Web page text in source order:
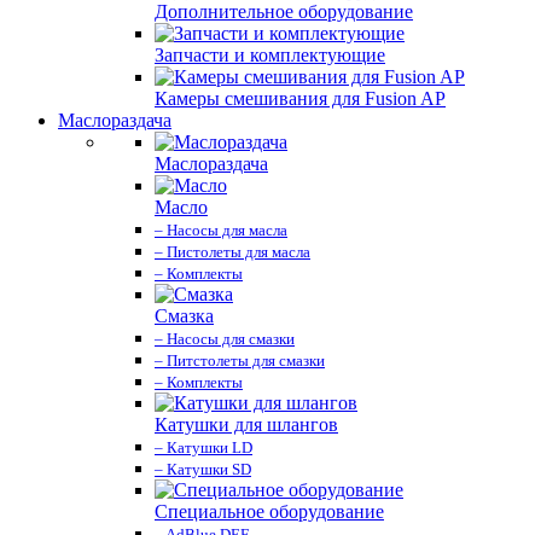
Дополнительное оборудование
Запчасти и комплектующие
Камеры смешивания для Fusion AP
Маслораздача
Маслораздача
Масло
– Насосы для масла
– Пистолеты для масла
– Комплекты
Смазка
– Насосы для смазки
– Питстолеты для смазки
– Комплекты
Катушки для шлангов
– Катушки LD
– Катушки SD
Специальное оборудование